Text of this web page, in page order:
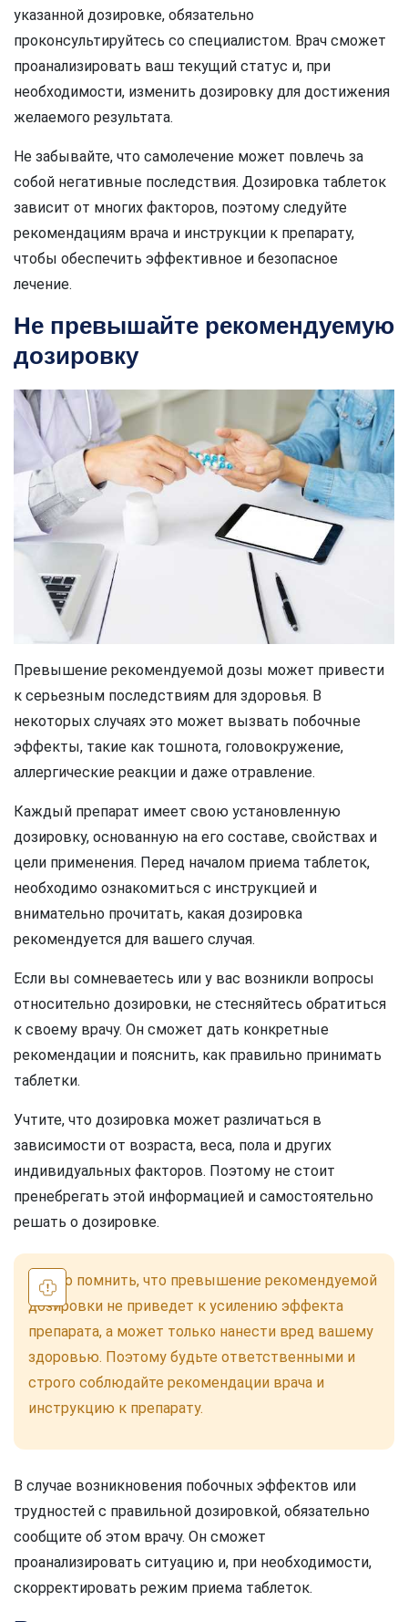
указанной дозировке, обязательно
проконсультируйтесь со специалистом. Врач сможет
проанализировать ваш текущий статус и, при
необходимости, изменить дозировку для достижения
желаемого результата.
Не забывайте, что самолечение может повлечь за
собой негативные последствия. Дозировка таблеток
зависит от многих факторов, поэтому следуйте
рекомендациям врача и инструкции к препарату,
чтобы обеспечить эффективное и безопасное
лечение.
Не превышайте рекомендуемую
дозировку
Превышение рекомендуемой дозы может привести
к серьезным последствиям для здоровья. В
некоторых случаях это может вызвать побочные
эффекты, такие как тошнота, головокружение,
аллергические реакции и даже отравление.
Каждый препарат имеет свою установленную
дозировку, основанную на его составе, свойствах и
цели применения. Перед началом приема таблеток,
необходимо ознакомиться с инструкцией и
внимательно прочитать, какая дозировка
рекомендуется для вашего случая.
Если вы сомневаетесь или у вас возникли вопросы
относительно дозировки, не стесняйтесь обратиться
к своему врачу. Он сможет дать конкретные
рекомендации и пояснить, как правильно принимать
таблетки.
Учтите, что дозировка может различаться в
зависимости от возраста, веса, пола и других
индивидуальных факторов. Поэтому не стоит
пренебрегать этой информацией и самостоятельно
решать о дозировке.
Важно помнить, что превышение рекомендуемой
дозировки не приведет к усилению эффекта
препарата, а может только нанести вред вашему
здоровью. Поэтому будьте ответственными и
строго соблюдайте рекомендации врача и
инструкцию к препарату.
В случае возникновения побочных эффектов или
трудностей с правильной дозировкой, обязательно
сообщите об этом врачу. Он сможет
проанализировать ситуацию и, при необходимости,
скорректировать режим приема таблеток.